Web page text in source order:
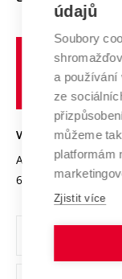
E-přihláška
Systém zajišťování
Výzkumné
Transfer znalostí
Open Science
Projekty
Projekty ze
Specifický výzkum
Zahraniční
Spolupráce se
Mezinárodní
Univerzitní sítě
Profil univerzity
Udržitelná
Podnikavá
Bezpečná
Vyznamenání
Organizační
Ochrana osobních
VYSOKÉ UČENÍ
Antonínská 548/1
602 00 Brno
údajů
Soubory
a používání
ze
můžeme
platformám
Zjistit více